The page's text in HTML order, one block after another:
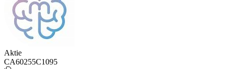
Aktie
CA60255C1095